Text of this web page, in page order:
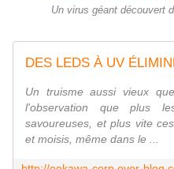
Un virus géant découvert
Un truisme aussi vieux
l'observation que plus
savoureuses, et plus vite
et moisis, même dans le ...